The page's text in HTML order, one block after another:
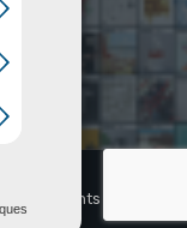
Abonnements